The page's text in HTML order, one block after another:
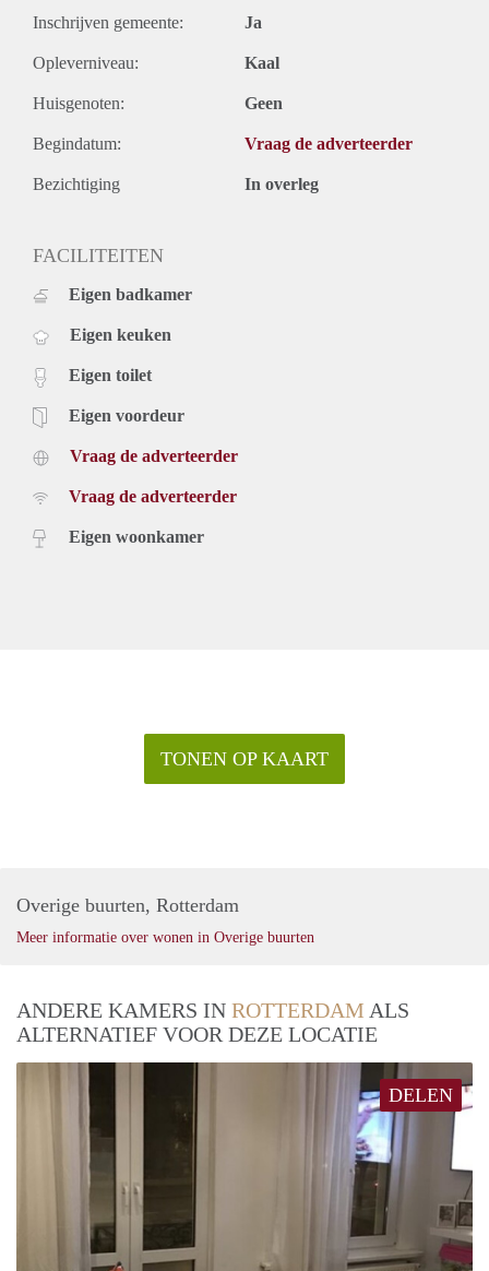
Inschrijven gemeente: Ja
Opleverniveau: Kaal
Huisgenoten: Geen
Begindatum: Vraag de adverteerder
Bezichtiging In overleg
FACILITEITEN
Eigen badkamer
Eigen keuken
Eigen toilet
Eigen voordeur
Vraag de adverteerder
Vraag de adverteerder
Eigen woonkamer
TONEN OP KAART
Overige buurten, Rotterdam
Meer informatie over wonen in Overige buurten
ANDERE KAMERS IN ROTTERDAM ALS
ALTERNATIEF VOOR DEZE LOCATIE
DELEN